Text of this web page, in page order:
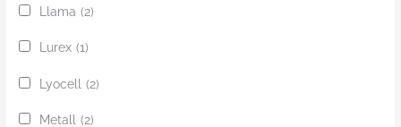
Llama (2)
Lurex (1)
Lyocell (2)
Metall (2)